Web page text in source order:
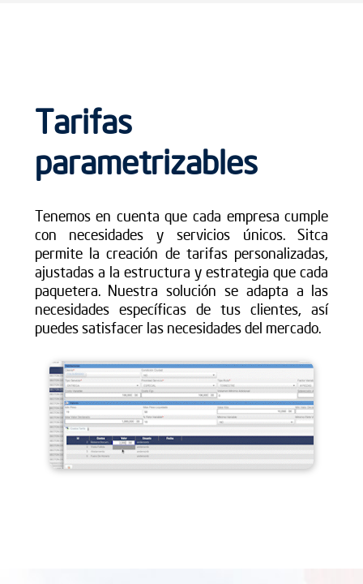
Tarifas
parametrizables
Tenemos en cuenta que cada empresa cumple
con necesidades y servicios únicos. Sitca
permite la creación de tarifas personalizadas,
ajustadas a la estructura y estrategia que cada
paquetera. Nuestra solución se adapta a las
necesidades específicas de tus clientes, así
puedes satisfacer las necesidades del mercado.